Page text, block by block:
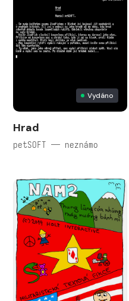
Vydáno
Hrad
petSOFT — neznámo